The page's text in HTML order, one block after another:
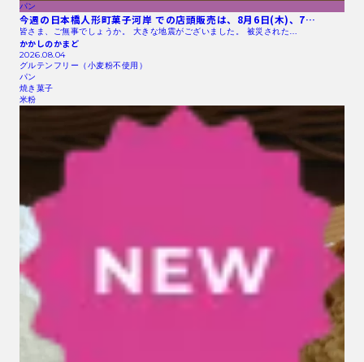
パン
今週の日本橋人形町菓子河岸 での店頭販売は、8月6日(木)、7…
皆さま、ご無事でしょうか。 大きな地震がございました。 被災された…
かかしのかまど
2026.08.04
グルテンフリー（小麦粉不使用）
パン
焼き菓子
米粉